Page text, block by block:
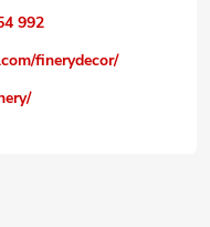
992
finerydecor/